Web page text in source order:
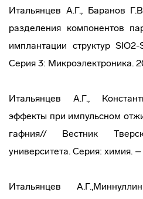
Итальянцев А.Г., Баранов
разделения компонентов
имплантации структур
Серия 3: Микроэлектроника.
Итальянцев А.Г.,
эффекты при импульсном
гафния// Вестник
университета. Серия: химия.
Итальянцев